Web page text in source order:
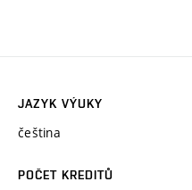
JAZYK VÝUKY
čeština
POČET KREDITŮ